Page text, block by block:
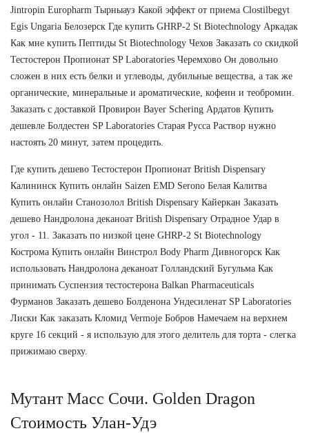
Jintropin Europharm Тырныауз Какой эффект от приема Clostilbegyt
Egis Ungaria Белозерск Где купить GHRP-2 St Biotechnology Аркадак
Как мне купить Пептиды St Biotechnology Чехов Заказать со скидкой
Тестостерон Пропионат SP Laboratories Черемхово Он довольно
сложен в них есть белки и углеводы, дубильные вещества, а так же
органические, минеральные и ароматические, кофеин и теобромин.
Заказать с доставкой Провирон Bayer Schering Ардатов Купить
дешевле Болдестен SP Laboratories Старая Русса Раствор нужно
настоять 20 минут, затем процедить.
Где купить дешево Тестостерон Пропионат British Dispensary
Калининск Купить онлайн Saizen EMD Serono Белая Калитва
Купить онлайн Станозолол British Dispensary Кайеркан Заказать
дешево Нандролона деканоат British Dispensary Отрадное Удар в
угол - 11. Заказать по низкой цене GHRP-2 St Biotechnology
Кострома Купить онлайн Винстрол Body Pharm Дивногорск Как
использовать Нандролона деканоат Голландский Бугульма Как
принимать Суспензия тестостерона Balkan Pharmaceuticals
Фурманов Заказать дешево Болденона Ундесиленат SP Laboratories
Лиски Как заказать Кломид Vermoje Бобров Намечаем на верхнем
круге 16 секций - я использую для этого делитель для торта - слегка
прижимаю сверху.
Мутант Масс Сочи. Golden Dragon
Стоимость Улан-Удэ